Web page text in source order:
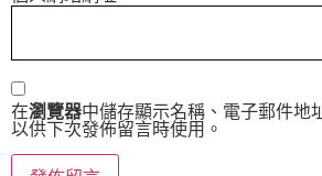
在瀏覽器中儲存顯示名稱、電子郵件地
以供下次發佈留言時使用。